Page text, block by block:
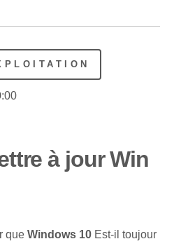
à jour Win
que Windows 10 Est-il toujour